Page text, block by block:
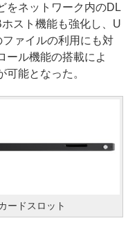
をネットワーク内のDL
スト機能も強化し、U
ァイルの利用にも対
ール機能の搭載によ
能となった。
ードスロット